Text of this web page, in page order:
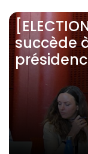
succède